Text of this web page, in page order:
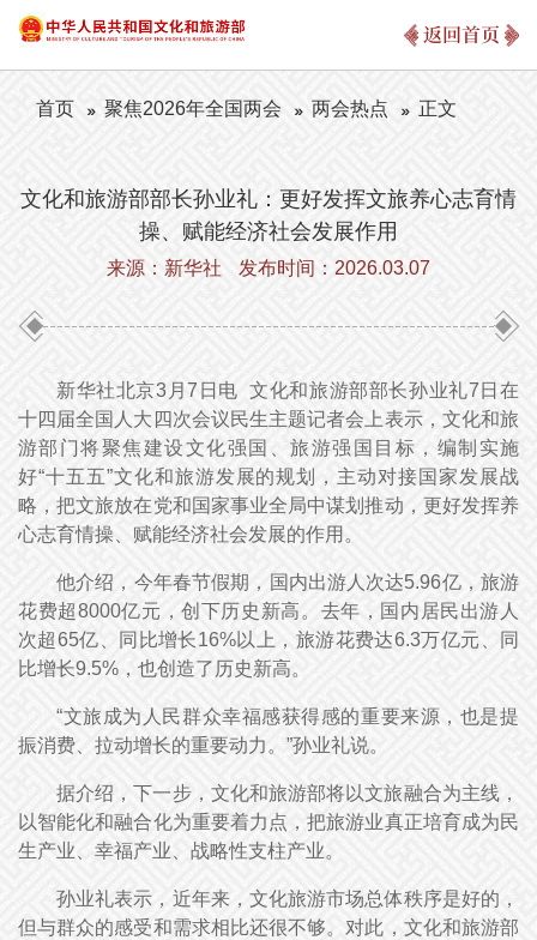
返回首页
首页 聚焦2026年全国两会 两会热点 正文
文化和旅游部部长孙业礼：更好发挥文旅养心志育情
操、赋能经济社会发展作用
来源：新华社 发布时间：2026.03.07
新华社北京3月7日电 文化和旅游部部长孙业礼7日在
十四届全国人大四次会议民生主题记者会上表示，文化和旅
游部门将聚焦建设文化强国、旅游强国目标，编制实施
好“十五五”文化和旅游发展的规划，主动对接国家发展战
略，把文旅放在党和国家事业全局中谋划推动，更好发挥养
心志育情操、赋能经济社会发展的作用。
他介绍，今年春节假期，国内出游人次达5.96亿，旅游
花费超8000亿元，创下历史新高。去年，国内居民出游人
次超65亿、同比增长16%以上，旅游花费达6.3万亿元、同
比增长9.5%，也创造了历史新高。
“文旅成为人民群众幸福感获得感的重要来源，也是提
振消费、拉动增长的重要动力。”孙业礼说。
据介绍，下一步，文化和旅游部将以文旅融合为主线，
以智能化和融合化为重要着力点，把旅游业真正培育成为民
生产业、幸福产业、战略性支柱产业。
孙业礼表示，近年来，文化旅游市场总体秩序是好的，
但与群众的感受和需求相比还很不够。对此，文化和旅游部